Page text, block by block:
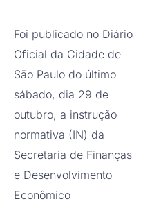
Foi publicado no Diário
Oficial da Cidade de
São Paulo do último
sábado, dia 29 de
outubro, a instrução
normativa (IN) da
Secretaria de Finanças
e Desenvolvimento
Econômico